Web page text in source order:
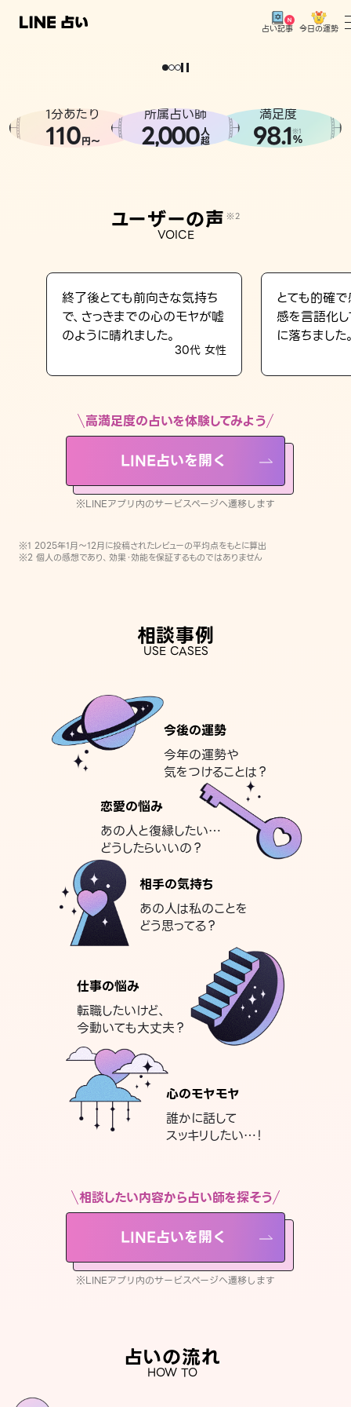
占い記事 今日の運勢
相談事例
LINE占いを開く
※LINEアプリ内のサービスページへ遷移します
どうせなら
。
1分あたり
110円〜
所属占い師
2,000人
超
満足度
98.1※1
%
ユーザーの声 ※2
VOICE
終了後とても前向きな気持ち
で、さっきまでの心のモヤが嘘
のように晴れました。
30代 女性
とても的確
感を言語化
に落ちました
高満足度の占いを体験してみよう
LINE占いを開く
※LINEアプリ内のサービスページへ遷移します
※1 2025年1月〜12月に投稿されたレビューの平均点をもとに算出
※2 個人の感想であり、効果・効能を保証するものではありません
相談事例
USE CASES
今後の運勢
今年の運勢や
気をつけることは？
恋愛の悩み
あの人と復縁したい…
どうしたらいいの？
相手の気持ち
あの人は私のことを
どう思ってる？
仕事の悩み
転職したいけど、
今動いても大丈夫？
心のモヤモヤ
誰かに話して
スッキリしたい…！
相談したい内容から占い師を探そう
LINE占いを開く
※LINEアプリ内のサービスページへ遷移します
占いの流れ
HOW TO